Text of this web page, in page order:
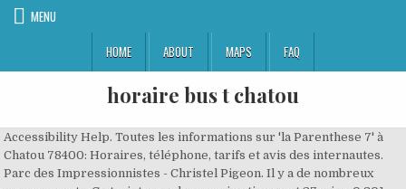
MENU
HOME
ABOUT MAPS FAQ
horaire bus t chatou
Accessibility Help. Toutes les informations sur 'la Parenthese 7' à
Chatou 78400: Horaires, téléphone, tarifs et avis des internautes.
Parc des Impressionnistes - Christel Pigeon. Il y a de nombreux